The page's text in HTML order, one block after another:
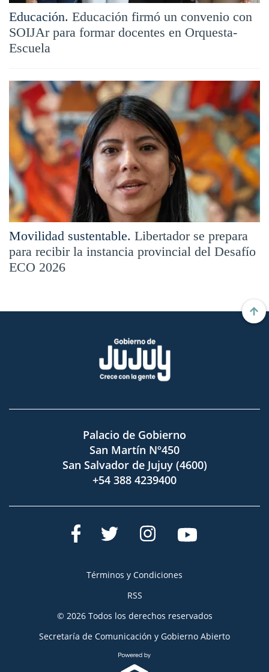
Educación. Educación firmó un convenio con
SOIJAr para formar docentes en Orquesta-
Escuela
Movilidad sustentable. Libertador se prepara
para recibir la instancia provincial del Desafío
ECO 2026
Palacio de Gobierno
San Martín Nº450
San Salvador de Jujuy (4600)
+54 388 4239400
Términos y Condiciones
RSS
© 2026 Todos los derechos reservados
Secretaría de Comunicación y Gobierno Abierto